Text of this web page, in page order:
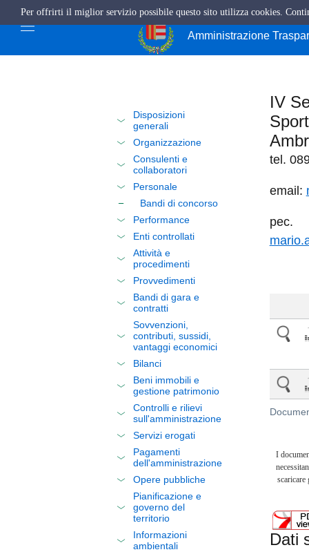
Città di Cava
Amministrazione
Disposizioni
generali
Organizzazione
Consulenti e
collaboratori
Personale
Bandi di concorso
Performance
Enti controllati
Attività e
procedimenti
Provvedimenti
Bandi di gara e
contratti
Sovvenzioni,
contributi, sussidi,
vantaggi economici
Bilanci
Beni immobili e
gestione patrimonio
Controlli e rilievi
sull'amministrazione
Servizi erogati
Pagamenti
dell'amministrazione
Opere pubbliche
Pianificazione e
governo del
territorio
Informazioni
ambientali
IV
tel.
email:
pec.
I
scaricare
Dati
Per offrirti il miglior servizio possibile questo sito utilizza cookies.